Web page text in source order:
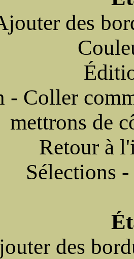
des
- Coller
mettrons de
Retour à
Sélections
des